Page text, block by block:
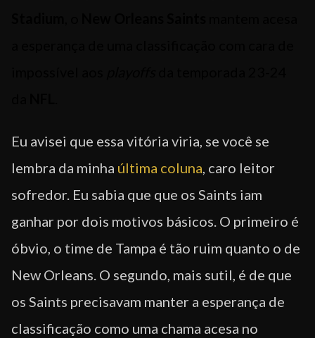
Eu avisei que essa vitória viria, se você se
lembra da minha última coluna , caro leitor
sofredor. Eu sabia que que os Saints iam
ganhar por dois motivos básicos. O primeiro é
óbvio, o time de Tampa é tão ruim quanto o de
New Orleans. O segundo, mais sutil, é de que
os Saints precisavam manter a esperança de
classificação como uma chama acesa no